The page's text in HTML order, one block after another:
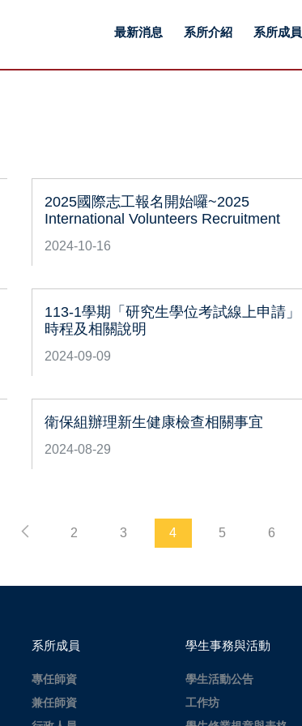
最新消息 系所介紹 系所成員
2025國際志工報名開始囉~2025
International Volunteers Recruitment
2024-10-16
113-1學期「研究生學位考試線上申請」
時程及相關說明
2024-09-09
衛保組辦理新生健康檢查相關事宜
2024-08-29
2 3 4 5 6
系所成員
專任師資
兼任師資
學生事務與活動
學生活動公告
工作坊